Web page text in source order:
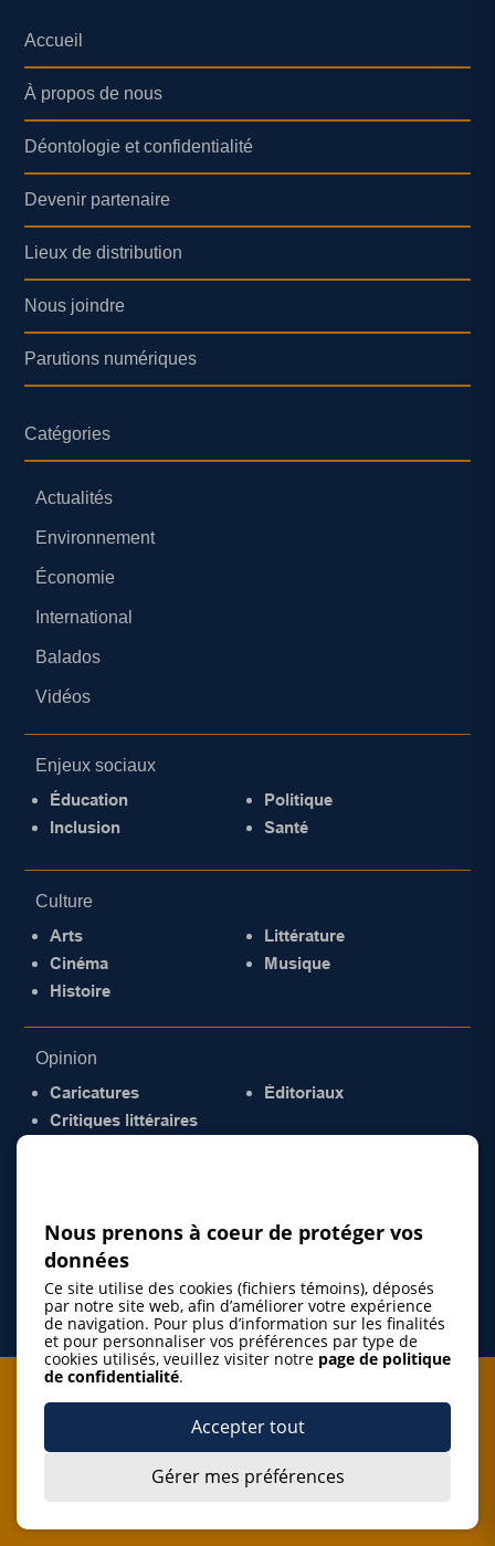
Accueil
À propos de nous
Déontologie et confidentialité
Devenir partenaire
Lieux de distribution
Nous joindre
Parutions numériques
Catégories
Actualités
Environnement
Économie
International
Balados
Vidéos
Enjeux sociaux
Éducation
Inclusion
Politique
Santé
Culture
Arts
Cinéma
Histoire
Littérature
Musique
Opinion
Caricatures
Critiques littéraires
Éditoriaux
Je m'abonne à l'infolettre
J’accepte de m’abonner à l’infolettre de La Gazette de la
Nous prenons à coeur de protéger vos
données
Ce site utilise des cookies (fichiers témoins), déposés
par notre site web, afin d’améliorer votre expérience
de navigation. Pour plus d’information sur les finalités
et pour personnaliser vos préférences par type de
cookies utilisés, veuillez visiter notre page de politique
de confidentialité.
Accepter tout
Gérer mes préférences